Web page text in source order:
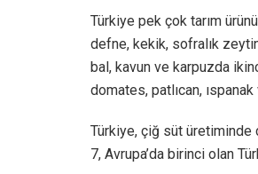
Türkiye pek çok tarım
defne, kekik, sofralık
bal, kavun ve karpuzda
domates, patlıcan,
Türkiye, çiğ süt üretiminde
7, Avrupa’da birinci olan